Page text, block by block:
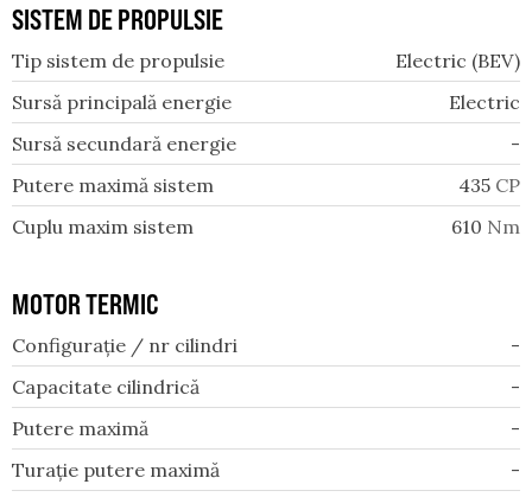
SISTEM DE PROPULSIE
Tip sistem de propulsie
Electric (BEV)
Sursă principală energie
Electric
Sursă secundară energie
-
Putere maximă sistem
435 CP
Cuplu maxim sistem
610 Nm
MOTOR TERMIC
Configurație / nr cilindri
-
Capacitate cilindrică
-
Putere maximă
-
Turație putere maximă
-